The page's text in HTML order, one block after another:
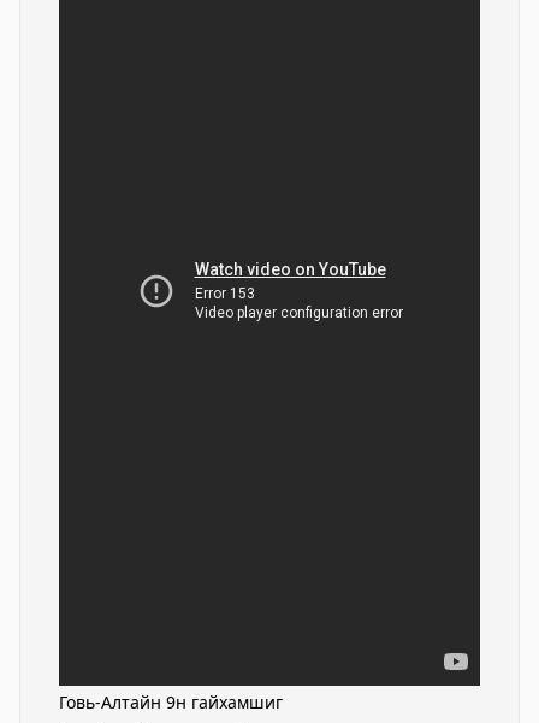
Говь-Алтайн 9н гайхамшиг